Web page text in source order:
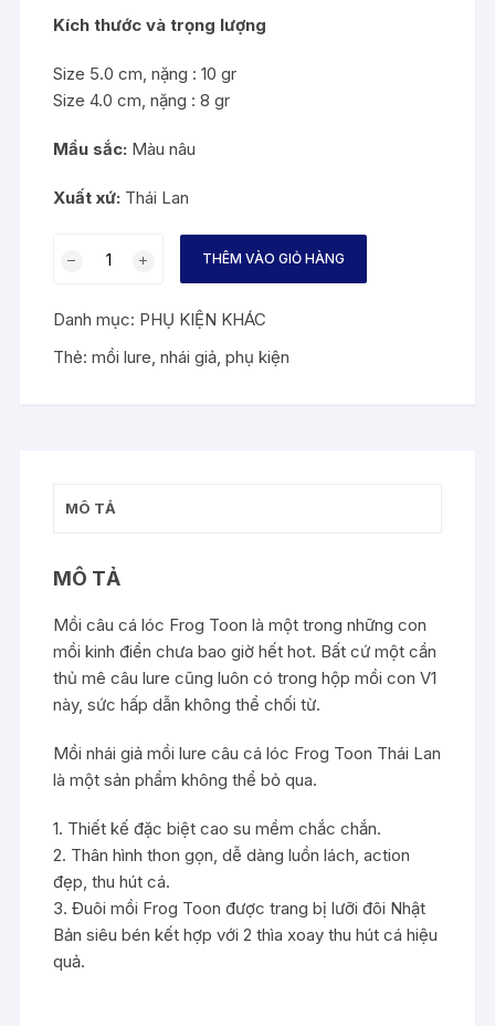
Kích thước và trọng lượng
Size 5.0 cm, nặng : 10 gr
Size 4.0 cm, nặng : 8 gr
Mầu sắc: Màu nâu
Xuất xứ: Thái Lan
LÓC
FROG
THÊM VÀO GIỎ HÀNG
Danh mục: PHỤ KIỆN KHÁC
Thẻ:mồi lure,nhái giả,phụ kiện
MÔ TẢ
MÔ TẢ
Mồi câu cá lóc Frog Toon là một trong những con
mồi kinh điển chưa bao giờ hết hot. Bất cứ một cần
thủ mê câu lure cũng luôn có trong hộp mồi con V1
này, sức hấp dẫn không thể chối từ.
Mồi nhái giả mồi lure câu cá lóc Frog Toon Thái Lan
là một sản phẩm không thể bỏ qua.
1. Thiết kế đặc biệt cao su mềm chắc chắn.
2. Thân hình thon gọn, dễ dàng luồn lách, action
đẹp, thu hút cá.
3. Đuôi mồi Frog Toon được trang bị lưỡi đôi Nhật
Bản siêu bén kết hợp với 2 thìa xoay thu hút cá hiệu
quả.